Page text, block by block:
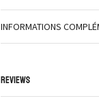
INFORMATIONS
REVIEWS